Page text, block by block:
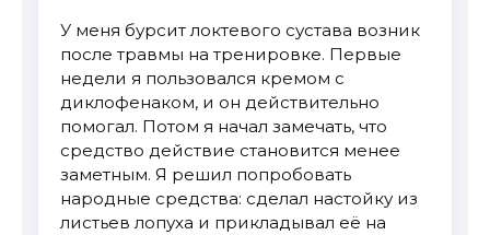
У меня бурсит локтевого сустава возник
после травмы на тренировке. Первые
недели я пользовался кремом с
диклофенаком, и он действительно
помогал. Потом я начал замечать, что
средство действие становится менее
заметным. Я решил попробовать
народные средства: сделал настойку из
листьев лопуха и прикладывал её на